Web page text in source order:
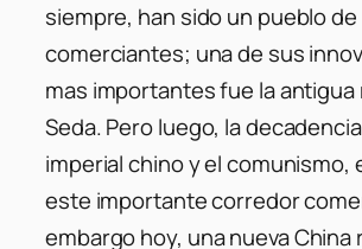
siempre, han sido un pueblo de
comerciantes; una de sus
mas importantes fue la antigua
Seda. Pero luego, la
imperial chino y el comunismo,
este importante corredor
embargo hoy, una nueva China